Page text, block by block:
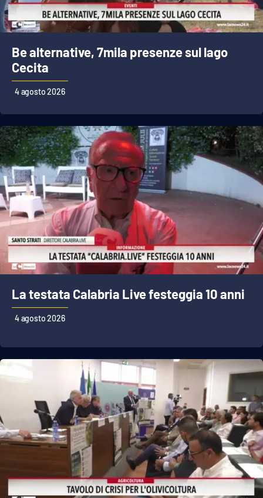
Be alternative, 7mila presenze sul lago
Cecita
4 agosto 2026
La testata Calabria Live festeggia 10 anni
4 agosto 2026